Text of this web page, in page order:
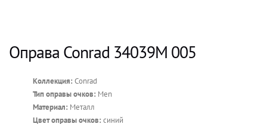
Оправа Conrad 34039M 005
Коллекция: Conrad
Тип оправы очков: Men
Материал: Металл
Цвет оправы очков: синий